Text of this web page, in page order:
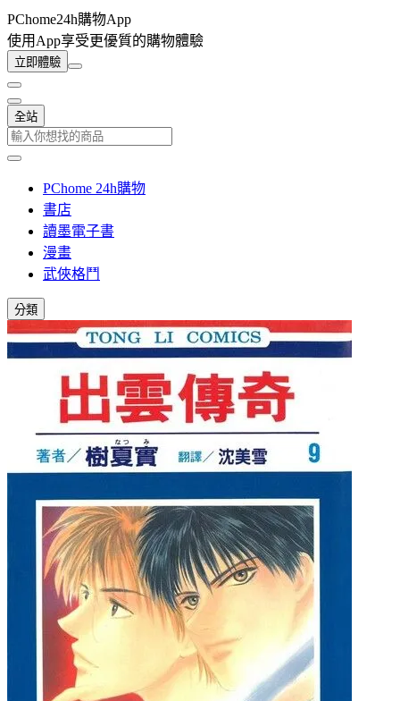
PChome24h購物App
使用App享受更優質的購物體驗
立即體驗
全站
PChome 24h購物
書店
讀墨電子書
漫畫
武俠格鬥
分類